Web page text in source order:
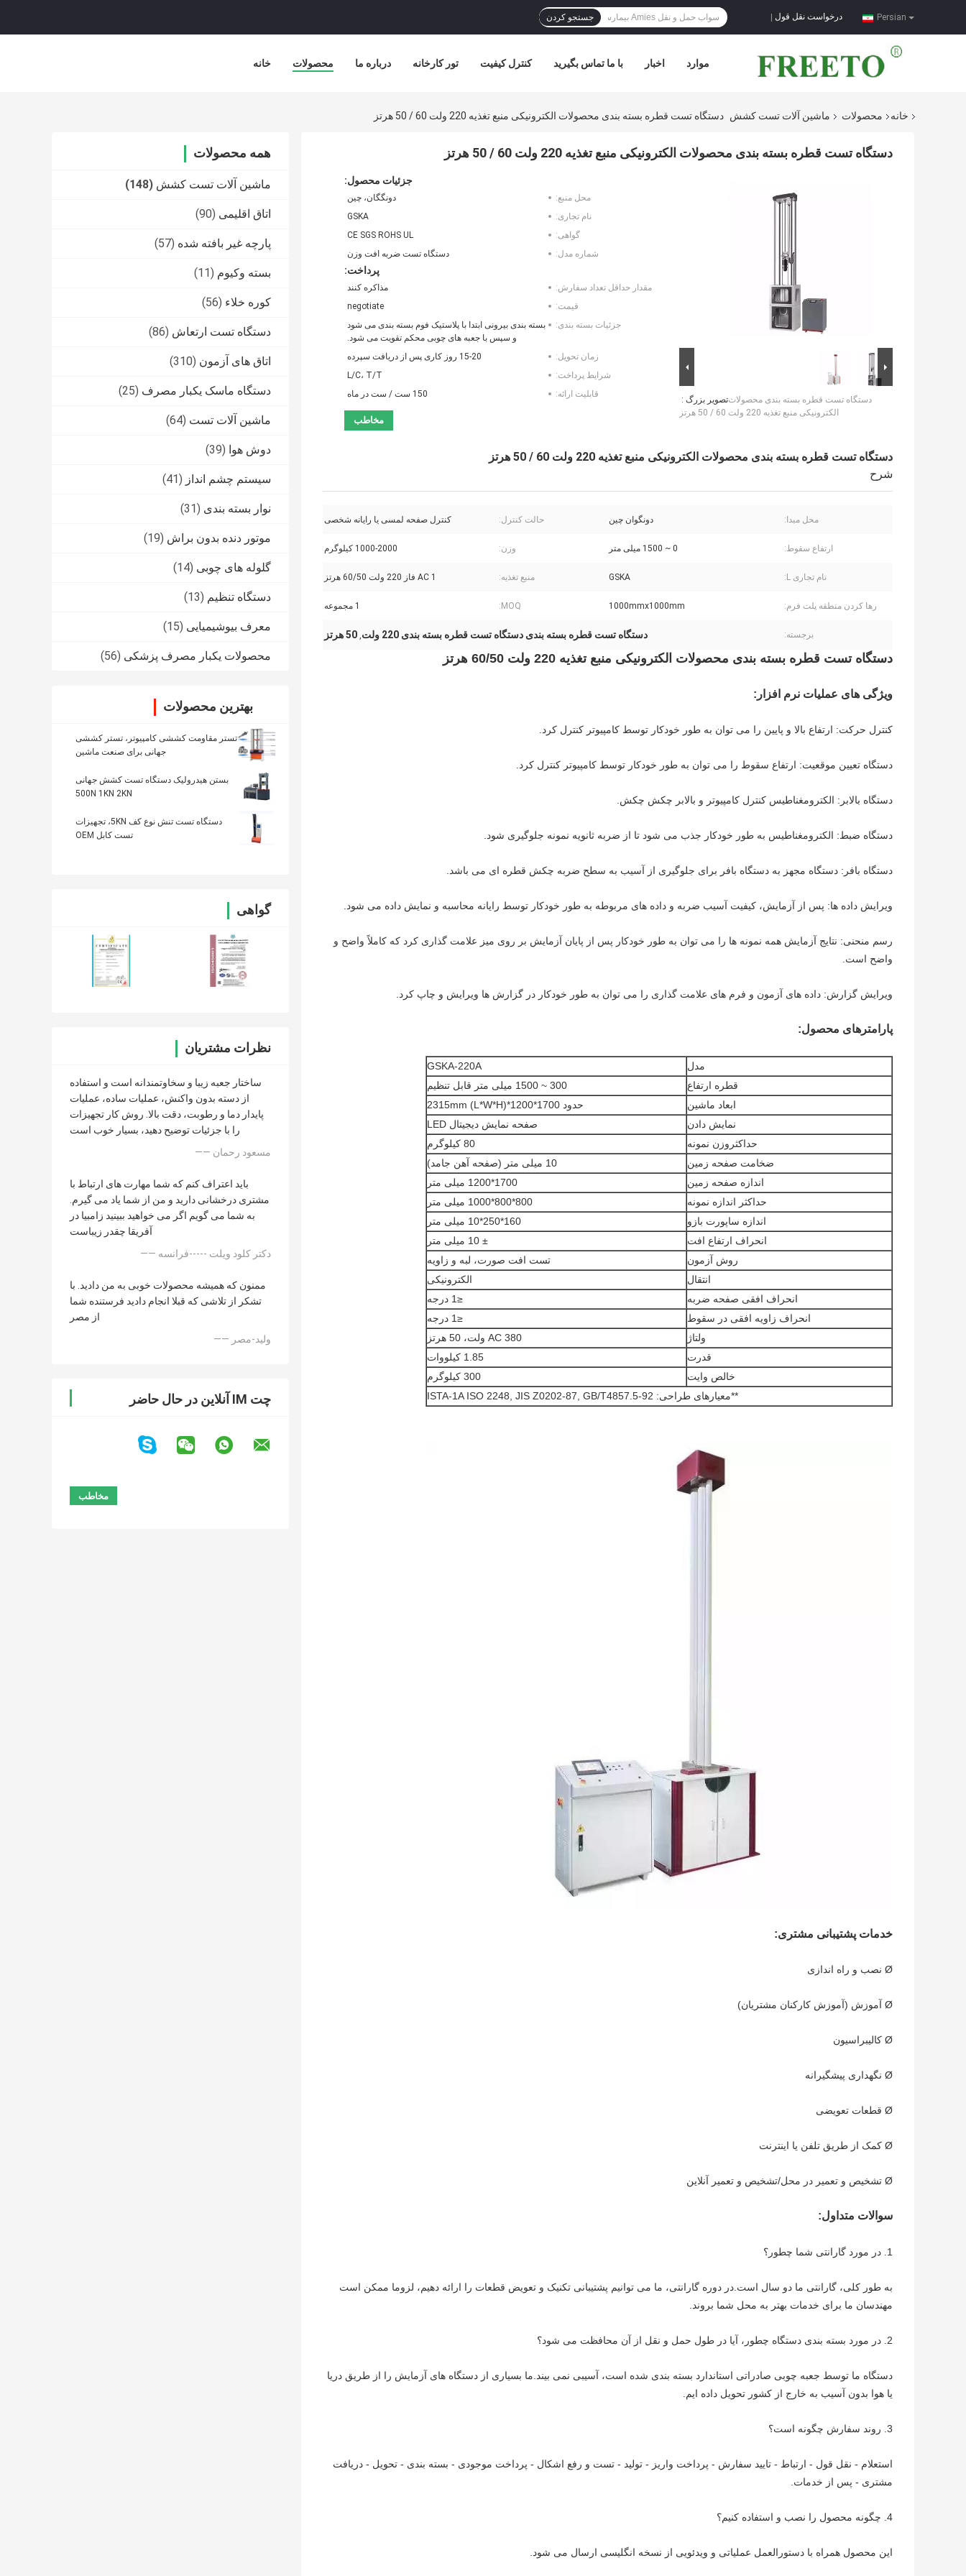
Persian درخواست نقل قول جستجو کردن
خانه محصولات درباره ما تور کارخانه کنترل کیفیت با ما تماس بگیرید اخبار موارد
خانه محصولات ماشین آلات تست کشش دستگاه تست قطره بسته بندی محصولات الکترونیکی منبع تغذیه 220 ولت 60 / 50 هرتز
همه محصولات
ماشین آلات تست کشش (148)
اتاق اقلیمی (90)
پارچه غیر بافته شده (57)
بسته وکیوم (11)
کوره خلاء (56)
دستگاه تست ارتعاش (86)
اتاق های آزمون (310)
دستگاه ماسک یکبار مصرف (25)
ماشین آلات تست (64)
دوش هوا (39)
سیستم چشم انداز (41)
نوار بسته بندی (31)
موتور دنده بدون براش (19)
گلوله های چوبی (14)
دستگاه تنظیم (13)
معرف بیوشیمیایی (15)
محصولات یکبار مصرف پزشکی (56)
بهترین محصولات
تستر مقاومت کششی کامپیوتر، تستر کششی
جهانی برای صنعت ماشین
بستن هیدرولیک دستگاه تست کشش جهانی
500N 1KN 2KN
دستگاه تست تنش نوع کف 5KN، تجهیزات
تست کابل OEM
گواهی
نظرات مشتریان
ساختار جعبه زیبا و سخاوتمندانه است و استفاده
از دسته بدون واکنش، عملیات ساده، عملیات
پایدار دما و رطوبت، دقت بالا. روش کار تجهیزات
را با جزئیات توضیح دهید، بسیار خوب است
—— مسعود رحمان
باید اعتراف کنم که شما مهارت های ارتباط با
مشتری درخشانی دارید و من از شما یاد می گیرم.
به شما می گویم اگر می خواهید ببینید زامبیا در
آفریقا چقدر زیباست
—— دکتر کلود ویلت -----فرانسه
ممنون که همیشه محصولات خوبی به من دادید. با
تشکر از تلاشی که قبلا انجام دادید فرستنده شما
از مصر
—— ولید-مصر
چت IM آنلاین در حال حاضر
دستگاه تست قطره بسته بندی محصولات الکترونیکی منبع تغذیه 220 ولت 60 / 50 هرتز
تصویر بزرگ :دستگاه تست قطره بسته بندی محصولات
الکترونیکی منبع تغذیه 220 ولت 60 / 50 هرتز
جزئیات محصول:
محل منبع:
دونگگان، چین
نام تجاری:
GSKA
گواهی:
CE SGS ROHS UL
شماره مدل:
دستگاه تست ضربه افت وزن
پرداخت:
مقدار حداقل تعداد سفارش:
مذاکره کنند
قیمت:
negotiate
جزئیات بسته بندی:
بسته بندی بیرونی ابتدا با پلاستیک فوم بسته بندی می شود
و سپس با جعبه های چوبی محکم تقویت می شود.
زمان تحویل:
15-20 روز کاری پس از دریافت سپرده
شرایط پرداخت:
L/C، T/T
قابلیت ارائه:
150 ست / ست در ماه
مخاطب
دستگاه تست قطره بسته بندی محصولات الکترونیکی منبع تغذیه 220 ولت 60 / 50 هرتز
شرح
محل مبدا: دونگوان چین حالت کنترل: کنترل صفحه لمسی یا رایانه شخصی
ارتفاع سقوط: 0 ~ 1500 میلی متر وزن: 1000-2000 کیلوگرم
نام تجاری L: GSKA منبع تغذیه: AC 1 فاز 220 ولت 60/50 هرتز
رها کردن منطقه پلت فرم: 1000mmx1000mm
MOQ: 1 مجموعه
برجسته: دستگاه تست قطره بسته بندی دستگاه تست قطره بسته بندی 220 ولت , 50 هرتز
دستگاه تست قطره بسته بندی محصولات الکترونیکی منبع تغذیه 220 ولت 60/50 هرتز
ویژگی های عملیات نرم افزار:
کنترل حرکت: ارتفاع بالا و پایین را می توان به طور خودکار توسط کامپیوتر کنترل کرد.
دستگاه تعیین موقعیت: ارتفاع سقوط را می توان به طور خودکار توسط کامپیوتر کنترل کرد.
دستگاه بالابر: الکترومغناطیس کنترل کامپیوتر و بالابر چکش چکش.
دستگاه ضبط: الکترومغناطیس به طور خودکار جذب می شود تا از ضربه ثانویه نمونه جلوگیری شود.
دستگاه بافر: دستگاه مجهز به دستگاه بافر برای جلوگیری از آسیب به سطح ضربه چکش قطره ای می باشد.
ویرایش داده ها: پس از آزمایش، کیفیت آسیب ضربه و داده های مربوطه به طور خودکار توسط رایانه محاسبه و نمایش داده می شود.
رسم منحنی: نتایج آزمایش همه نمونه ها را می توان به طور خودکار پس از پایان آزمایش بر روی میز علامت گذاری کرد که کاملاً واضح و
واضح است.
ویرایش گزارش: داده های آزمون و فرم های علامت گذاری را می توان به طور خودکار در گزارش ها ویرایش و چاپ کرد.
پارامترهای محصول:
مدل
GSKA-220A
قطره ارتفاع
300 ~ 1500 میلی متر قابل تنظیم
ابعاد ماشین
حدود 1700*1200*2315mm (L*W*H)
نمایش دادن
صفحه نمایش دیجیتال LED
حداکثروزن نمونه
80 کیلوگرم
ضخامت صفحه زمین
10 میلی متر (صفحه آهن جامد)
اندازه صفحه زمین
1700*1200 میلی متر
حداکثر اندازه نمونه
800*800*1000 میلی متر
اندازه ساپورت بازو
160*250*10 میلی متر
انحراف ارتفاع افت
± 10 میلی متر
روش آزمون
تست افت صورت، لبه و زاویه
انتقال
الکترونیکی
انحراف افقی صفحه ضربه
≤1 درجه
انحراف زاویه افقی در سقوط
≤1 درجه
ولتاژ
AC 380 ولت، 50 هرتز
قدرت
1.85 کیلووات
خالص وایت
300 کیلوگرم
**معیارهای طراحی: ISTA-1A ISO 2248, JIS Z0202-87, GB/T4857.5-92
خدمات پشتیبانی مشتری:
Ø نصب و راه اندازی
Ø آموزش (آموزش کارکنان مشتریان)
Ø کالیبراسیون
Ø نگهداری پیشگیرانه
Ø قطعات تعویضی
Ø کمک از طریق تلفن یا اینترنت
Ø تشخیص و تعمیر در محل/تشخیص و تعمیر آنلاین
سوالات متداول:
1. در مورد گارانتی شما چطور؟
به طور کلی، گارانتی ما دو سال است.در دوره گارانتی، ما می توانیم پشتیبانی تکنیک و تعویض قطعات را ارائه دهیم، لزوما ممکن است
مهندسان ما برای خدمات بهتر به محل شما بروند.
2. در مورد بسته بندی دستگاه چطور، آیا در طول حمل و نقل از آن محافظت می شود؟
دستگاه ما توسط جعبه چوبی صادراتی استاندارد بسته بندی شده است، آسیبی نمی بیند.ما بسیاری از دستگاه های آزمایش را از طریق دریا
یا هوا بدون آسیب به خارج از کشور تحویل داده ایم.
3. روند سفارش چگونه است؟
استعلام - نقل قول - ارتباط - تایید سفارش - پرداخت واریز - تولید - تست و رفع اشکال - پرداخت موجودی - بسته بندی - تحویل - دریافت
مشتری - پس از خدمات.
4. چگونه محصول را نصب و استفاده کنیم؟
این محصول همراه با دستورالعمل عملیاتی و ویدئویی از نسخه انگلیسی ارسال می شود.